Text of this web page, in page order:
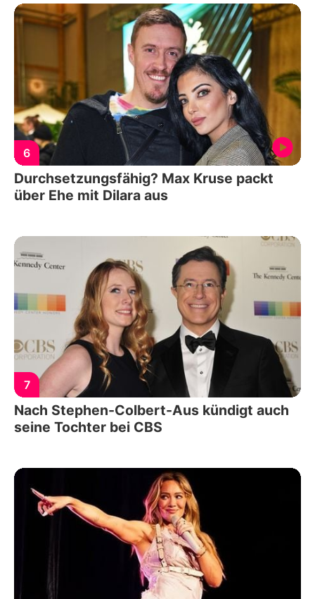
6
Durchsetzungsfähig? Max Kruse packt
über Ehe mit Dilara aus
7
Nach Stephen-Colbert-Aus kündigt auch
seine Tochter bei CBS